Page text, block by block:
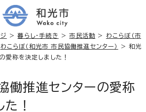
>暮らし・手続き >市民活動 > わこらぼ（市
わこらぼ（和光市 市民協働推進センター）
> 和光
愛称を決定しました！
働推進センターの愛称
た！